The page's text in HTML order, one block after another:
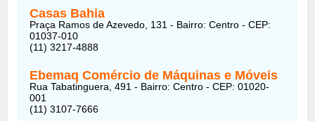
Casas Bahia
Praça Ramos de Azevedo, 131 - Bairro: Centro - CEP:
01037-010
(11) 3217-4888
Ebemaq Comércio de Máquinas e Móveis
Rua Tabatinguera, 491 - Bairro: Centro - CEP: 01020-
001
(11) 3107-7666